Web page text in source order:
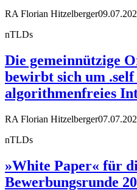
RA Florian Hitzelberger
nTLDs
Die gemeinnützige
bewirbt sich um
algorithmenfreies
RA Florian Hitzelberger
nTLDs
»White Paper« für
Bewerbungsrunde